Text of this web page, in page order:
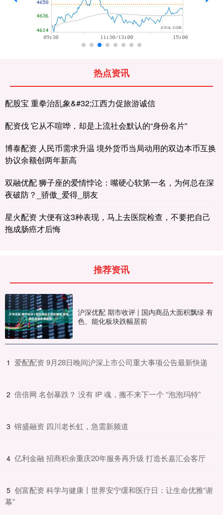
热点资讯
配股宝 重拳治乱象&#32;江西力促旅游诚信
配资伐 它从不喧哗，却是上流社会默认的“身份名片”
博泰配资 人民币需求升温 境外货币当局动用的双边本币互换
协议余额创两年新高
双融优配 狮子座的爱情悖论：嘴硬心软第一名，为何总在深
夜破防？_骄傲_爱得_朋友
星火配资 大便有这3种表现，马上去医院检查，不要把自己
拖成肠癌才后悔
推荐资讯
沪深优配 期市收评 | 国内商品大面积飘绿 有
色、能化板块跌幅居前
1 ​爱配配资 9月28日晚间沪深上市公司重大事项公告最新快递
2 ​倍倍网 名创暴跌？ 没有 IP 魂，搬不来下一个 “泡泡玛特”
3 ​镕盛融资 四川老长虹，急需新频道
4 ​亿利金融 招商积余重庆20年服务再升级 打造长嘉汇会客厅
5 ​创富配资 科学与健康丨世界安宁缓和医疗日：让生命优雅“谢
幕”